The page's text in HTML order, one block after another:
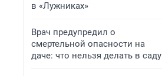
в «Лужниках»
Врач предупредил о
смертельной опасности на
даче: что нельзя делать в саду